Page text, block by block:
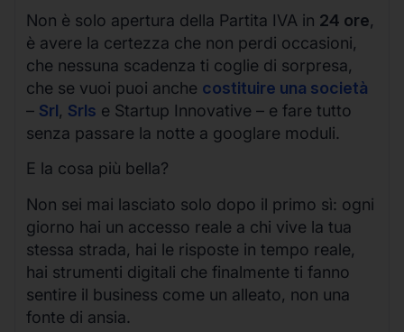
Non è solo apertura della Partita IVA in 24 ore,
è avere la certezza che non perdi occasioni,
che nessuna scadenza ti coglie di sorpresa,
che se vuoi puoi anche costituire una società
– Srl, Srls e Startup Innovative – e fare tutto
senza passare la notte a googlare moduli.
E la cosa più bella?
Non sei mai lasciato solo dopo il primo sì: ogni
giorno hai un accesso reale a chi vive la tua
stessa strada, hai le risposte in tempo reale,
hai strumenti digitali che finalmente ti fanno
sentire il business come un alleato, non una
fonte di ansia.